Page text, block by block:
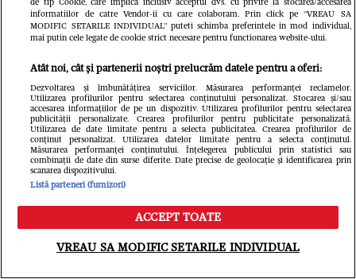
Citește în continuare
Meniu Caută
informatiilor de catre Vendor-ii cu care colaboram. Prin click pe “VREAU SA
MODIFIC SETARILE INDIVIDUAL” puteti schimba preferintele in mod individual,
mai putin cele legate de cookie strict necesare pentru functionarea website-ului.
Atât noi, cât și partenerii noștri prelucrăm datele pentru a oferi:
Dezvoltarea și îmbunătățirea serviciilor. Măsurarea performanței reclamelor.
Utilizarea profilurilor pentru selectarea conținutului personalizat. Stocarea și/sau
accesarea informațiilor de pe un dispozitiv. Utilizarea profilurilor pentru selectarea
publicității personalizate. Crearea profilurilor pentru publicitate personalizată.
Utilizarea de date limitate pentru a selecta publicitatea. Crearea profilurilor de
conținut personalizat. Utilizarea datelor limitate pentru a selecta conținutul.
Măsurarea performanței conținutului. Înțelegerea publicului prin statistici sau
combinații de date din surse diferite. Date precise de geolocație și identificarea prin
scanarea dispozitivului.
Listă parteneri (furnizori)
ACCEPT TOATE
VREAU SA MODIFIC SETARILE INDIVIDUAL